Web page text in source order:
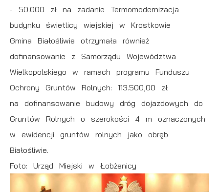
- 50.000 zł na zadanie Termomodernizacja
budynku świetlicy wiejskiej w Krostkowie
Gmina Białośliwie otrzymała również
dofinansowanie z Samorządu Województwa
Wielkopolskiego w ramach programu Funduszu
Ochrony Gruntów Rolnych: 113.500,00 zł
na dofinansowanie budowy dróg dojazdowych do
Gruntów Rolnych o szerokości 4 m oznaczonych
w ewidencji gruntów rolnych jako obręb
Białośliwie.
Foto: Urząd Miejski w Łobżenicy